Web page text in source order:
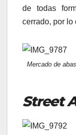
de todas
cerrado, por lo
Mercado de
Street